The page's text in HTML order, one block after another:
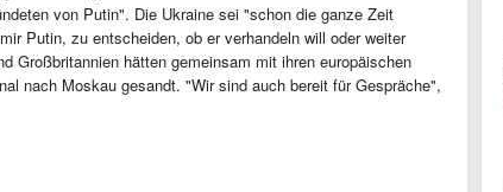
von Putin". Die Ukraine sei "schon die ganze Zeit
Putin, zu entscheiden, ob er verhandeln will oder weiter
Großbritannien hätten gemeinsam mit ihren europäischen
nach Moskau gesandt. "Wir sind auch bereit für Gespräche",